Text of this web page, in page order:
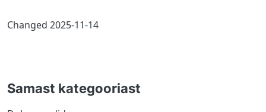
Changed 2025-11-14
Samast kategooriast